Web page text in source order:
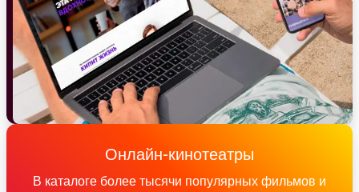
Онлайн-кинотеатры
В каталоге более тысячи популярных фильмов и